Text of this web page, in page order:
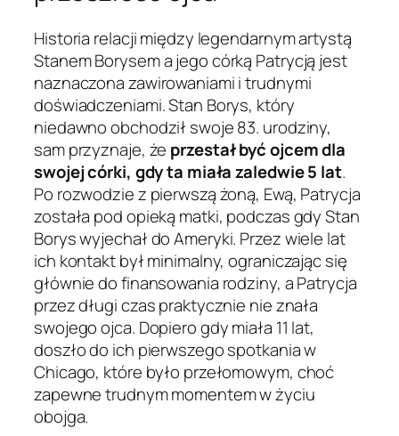
Historia relacji między legendarnym artystą
Stanem Borysem a jego córką Patrycją jest
naznaczona zawirowaniami i trudnymi
doświadczeniami. Stan Borys, który
niedawno obchodził swoje 83. urodziny,
sam przyznaje, że przestał być ojcem dla
swojej córki, gdy ta miała zaledwie 5 lat.
Po rozwodzie z pierwszą żoną, Ewą, Patrycja
została pod opieką matki, podczas gdy Stan
Borys wyjechał do Ameryki. Przez wiele lat
ich kontakt był minimalny, ograniczając się
głównie do finansowania rodziny, a Patrycja
przez długi czas praktycznie nie znała
swojego ojca. Dopiero gdy miała 11 lat,
doszło do ich pierwszego spotkania w
Chicago, które było przełomowym, choć
zapewne trudnym momentem w życiu
obojga.